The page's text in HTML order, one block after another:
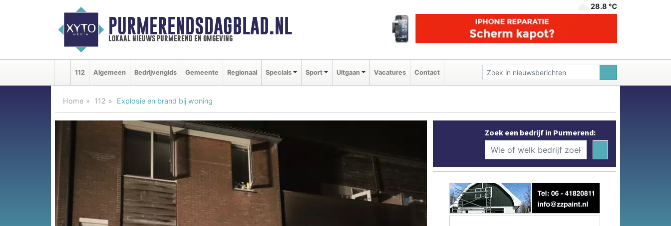
PURMERENDSDAGBLAD.NL
lokaal nieuws purmerend en omgeving
28.8 ℃
112 Algemeen Bedrijvengids Gemeente Regionaal Specials Sport Uitgaan Vacatures Contact
Home 112 Explosie en brand bij woning
Zoek een bedrijf in Purmerend: